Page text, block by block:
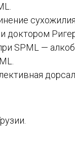
сухожилия
доктором
SPML —